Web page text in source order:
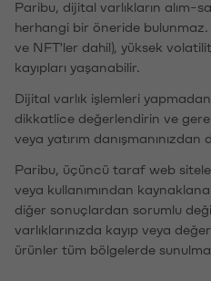
Paribu, dijital varlıkların alım-
herhangi bir öneride
ve NFT'ler dahil), yüksek
kayıpları yaşanabilir.
Dijital varlık işlemleri
dikkatlice değerlendirin ve
veya yatırım danışmanınızdan
Paribu, üçüncü taraf web
veya kullanımından
diğer sonuçlardan sorumlu
varlıklarınızda kayıp veya
ürünler tüm bölgelerde